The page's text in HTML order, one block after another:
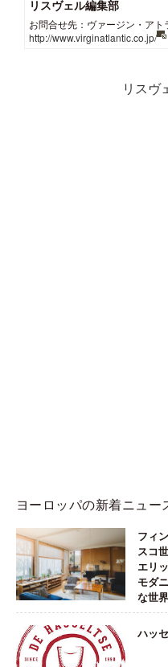
リスヴェル編集部
お問合せ先：ヴァージン・ア
http://www.virginatlantic.co.jp/
リスヴ
ヨーロッパの新着ニュー
フィ
スコ世界遺
エリ
モダ
な世
ハッ